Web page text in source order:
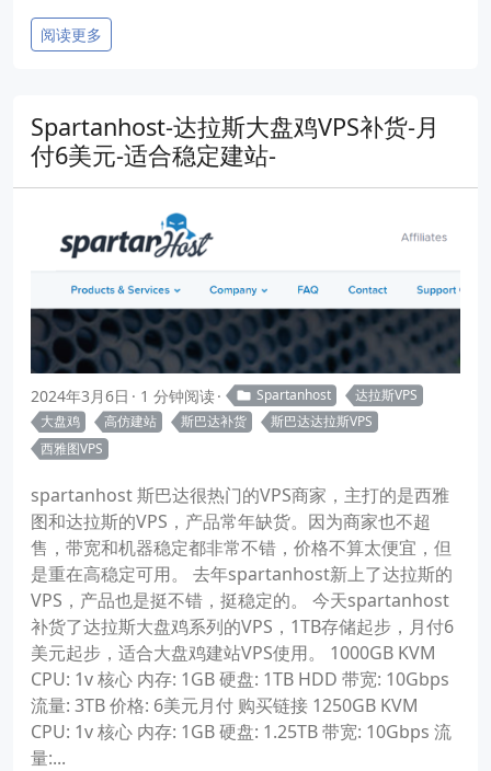
阅读更多
Spartanhost-达拉斯大盘鸡VPS补货-月
付6美元-适合稳定建站-
2024年3月6日 1 分钟阅读 Spartanhost
达拉斯VPS
大盘鸡
高仿建站 斯巴达补货
斯巴达达拉斯VPS
西雅图VPS
spartanhost 斯巴达很热门的VPS商家，主打的是西雅
图和达拉斯的VPS，产品常年缺货。因为商家也不超
售，带宽和机器稳定都非常不错，价格不算太便宜，但
是重在高稳定可用。 去年spartanhost新上了达拉斯的
VPS，产品也是挺不错，挺稳定的。 今天spartanhost
补货了达拉斯大盘鸡系列的VPS，1TB存储起步，月付6
美元起步，适合大盘鸡建站VPS使用。 1000GB KVM
CPU: 1v 核心 内存: 1GB 硬盘: 1TB HDD 带宽: 10Gbps
流量: 3TB 价格: 6美元月付 购买链接 1250GB KVM
CPU: 1v 核心 内存: 1GB 硬盘: 1.25TB 带宽: 10Gbps 流
量:...